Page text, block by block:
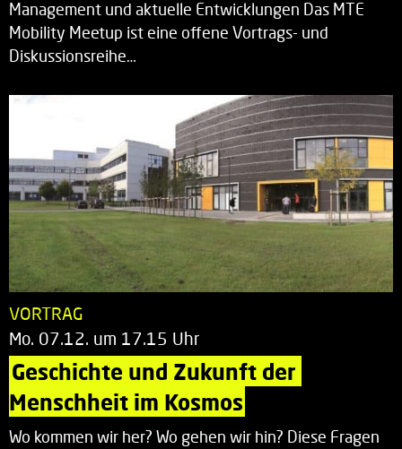
Management und aktuelle Entwicklungen Das MTE
Mobility Meetup ist eine offene Vortrags- und
Diskussionsreihe…
VORTRAG
Mo. 07.12. um 17.15 Uhr
Geschichte und Zukunft der
Menschheit im Kosmos
Wo kommen wir her? Wo gehen wir hin? Diese Fragen